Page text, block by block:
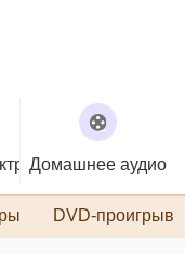
Домашнее аудио
DVD-